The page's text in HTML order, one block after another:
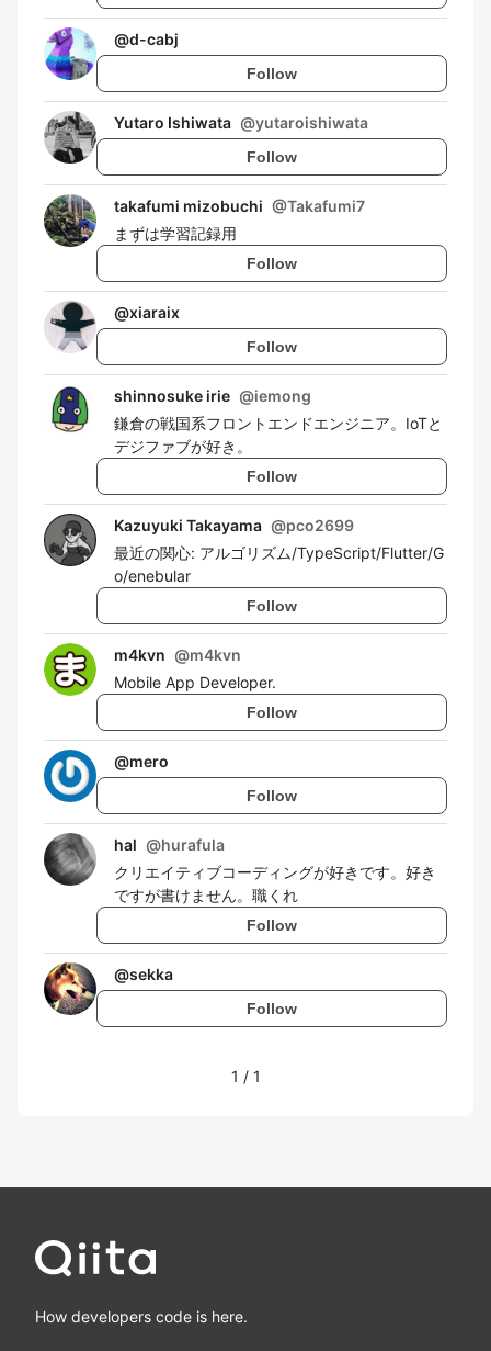
@d-cabj
Follow
Yutaro Ishiwata @yutaroishiwata
Follow
takafumi mizobuchi @Takafumi7
まずは学習記録用
Follow
@xiaraix
Follow
shinnosuke irie @iemong
鎌倉の戦国系フロントエンドエンジニア。IoTと
デジファブが好き。
Follow
Kazuyuki Takayama @pco2699
最近の関心: アルゴリズム/TypeScript/Flutter/G
o/enebular
Follow
m4kvn @m4kvn
Mobile App Developer.
Follow
@mero
Follow
hal @hurafula
クリエイティブコーディングが好きです。好き
ですが書けません。職くれ
Follow
@sekka
Follow
1 / 1
How developers code is here.